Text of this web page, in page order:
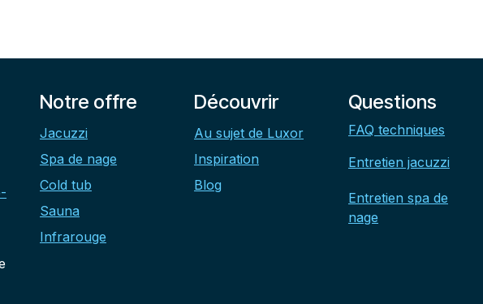
Notre offre
Jacuzzi
Spa de nage
Cold tub
Sauna
Infrarouge
Découvrir
Au sujet de Luxor
Inspiration
Blog
Questions
FAQ techniques
Entretien jacuzzi
Entretien spa de
nage